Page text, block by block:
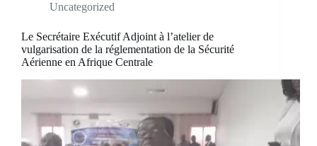
Uncategorized
Le Secrétaire Exécutif Adjoint à l’atelier de
vulgarisation de la réglementation de la Sécurité
Aérienne en Afrique Centrale